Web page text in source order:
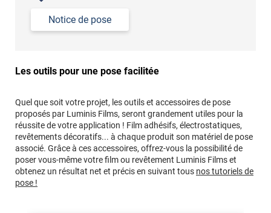
Notice de pose
Les outils pour une pose facilitée
Quel que soit votre projet, les outils et accessoires de pose
proposés par Luminis Films, seront grandement utiles pour la
réussite de votre application ! Film adhésifs, électrostatiques,
revêtements décoratifs... à chaque produit son matériel de pose
associé. Grâce à ces accessoires, offrez-vous la possibilité de
poser vous-même votre film ou revêtement Luminis Films et
obtenez un résultat net et précis en suivant tous nos tutoriels de
pose !